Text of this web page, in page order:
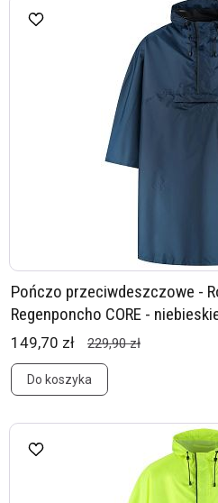
Pończo przeciwdeszczowe -
Regenponcho CORE -
149,70 zł 229,90 zł
Do koszyka